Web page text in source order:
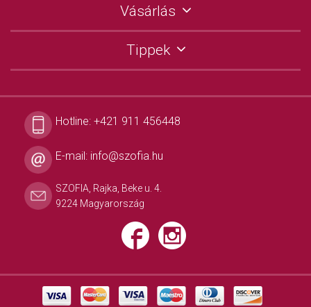
Vásárlás
Tippek
Hotline: +421 911 456448
E-mail: info@szofia.hu
SZOFIA, Rajka, Beke u. 4.
9224 Magyarország